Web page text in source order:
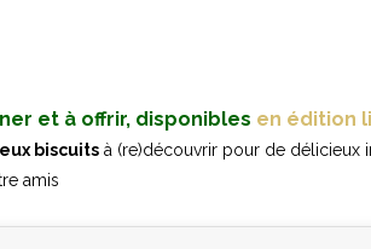
et à offrir, disponibles en édition
biscuits à (re)découvrir pour de délicieux
amis